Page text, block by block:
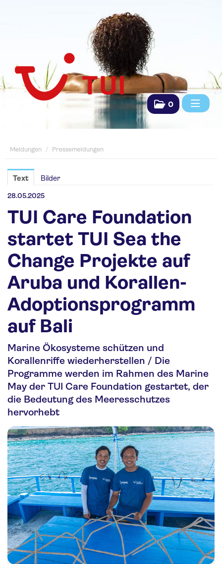
0
Saisonpräsentationen
Fachpresse
TUI Das Reisebüro
Personalia
Media
Über uns
Kontakt
Meldungen / Pressemeldungen
Text Bilder
28.05.2025
TUI Care Foundation
startet TUI Sea the
Change Projekte auf
Aruba und Korallen-
Adoptionsprogramm
auf Bali
Marine Ökosysteme schützen und
Korallenriffe wiederherstellen / Die
Programme werden im Rahmen des Marine
May der TUI Care Foundation gestartet, der
die Bedeutung des Meeresschutzes
hervorhebt